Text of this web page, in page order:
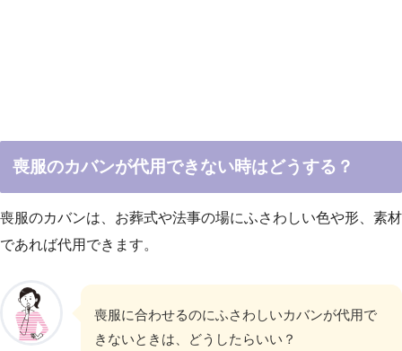
喪服のカバンが代用できない時はどうする？
喪服のカバンは、お葬式や法事の場にふさわしい色や形、素材
であれば代用できます。
喪服に合わせるのにふさわしいカバンが代用で
きないときは、どうしたらいい？